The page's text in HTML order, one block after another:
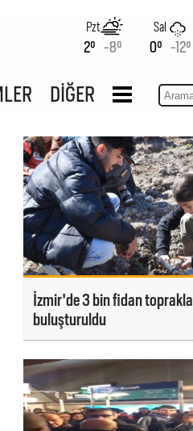
Pzt
2° -8°
Sal
0° -12°
DİĞER
İzmir'de 3 bin fidan toprakla
buluşturuldu